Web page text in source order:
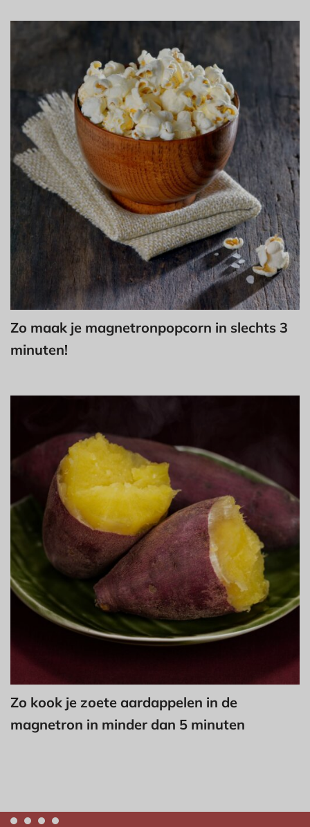
Zo maak je magnetronpopcorn in slechts 3
minuten!
Zo kook je zoete aardappelen in de
magnetron in minder dan 5 minuten